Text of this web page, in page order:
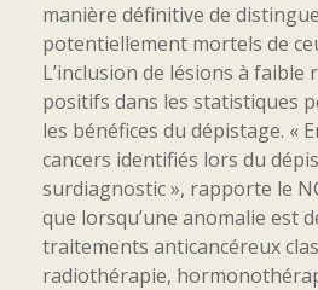
manière définitive de
potentiellement mortels de
L’inclusion de lésions à faible
positifs dans les statistiques
les bénéfices du dépistage. «
cancers identifiés lors du
surdiagnostic », rapporte le
que lorsqu’une anomalie est
traitements anticancéreux
radiothérapie,